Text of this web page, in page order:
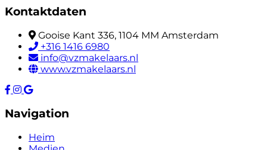
Kontaktdaten
Gooise Kant 336, 1104 MM Amsterdam
+316 1416 6980
info@vzmakelaars.nl
www.vzmakelaars.nl
Navigation
Heim